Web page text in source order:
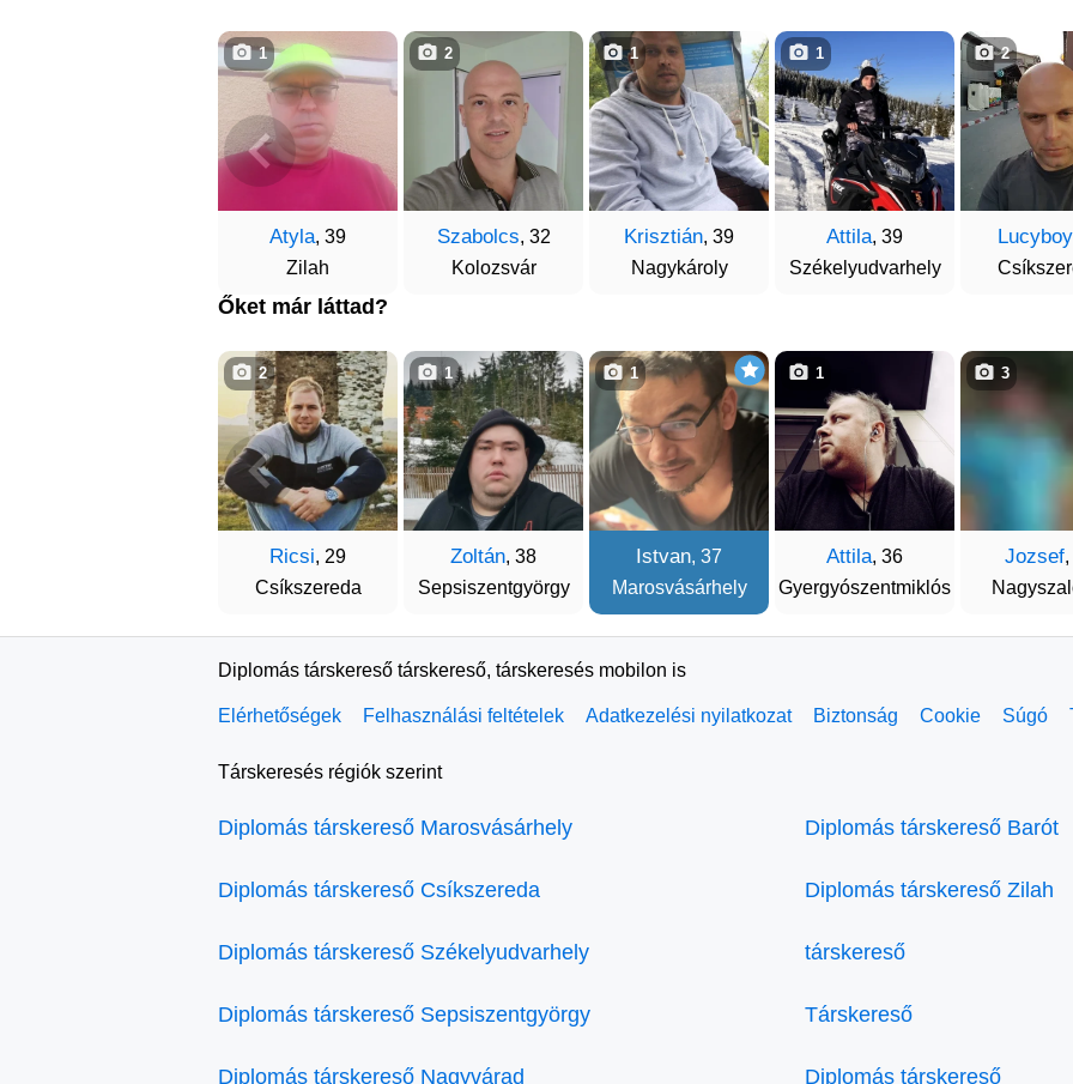
Atyla, 39
Zilah
1
Szabolcs, 32
Kolozsvár
2
Krisztián, 39
Nagykároly
1
Attila, 39
Székelyudvarhely
1
Lucyboy
2
Őket már láttad?
Ricsi, 29
Csíkszereda
2
Zoltán, 38
Sepsiszentgyörgy
1
Istvan, 37
Marosvásárhely
1
Attila, 36
Gyergyószentmiklós
1
Jozsef
3
Diplomás társkereső társkereső, társkeresés mobilon is
Elérhetőségek Felhasználási feltételek Adatkezelési nyilatkozat Biztonság Cookie Súgó
Társkeresés régiók szerint
Diplomás társkereső Marosvásárhely
Diplomás társkereső Csíkszereda
Diplomás társkereső Székelyudvarhely
Diplomás társkereső Sepsiszentgyörgy
Diplomás társkereső Nagyvárad
Diplomás társkereső Barót
Diplomás társkereső Zilah
társkereső
Társkereső
Diplomás társkereső